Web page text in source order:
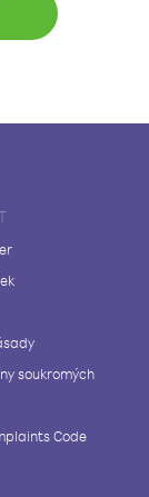
soukromých
Code